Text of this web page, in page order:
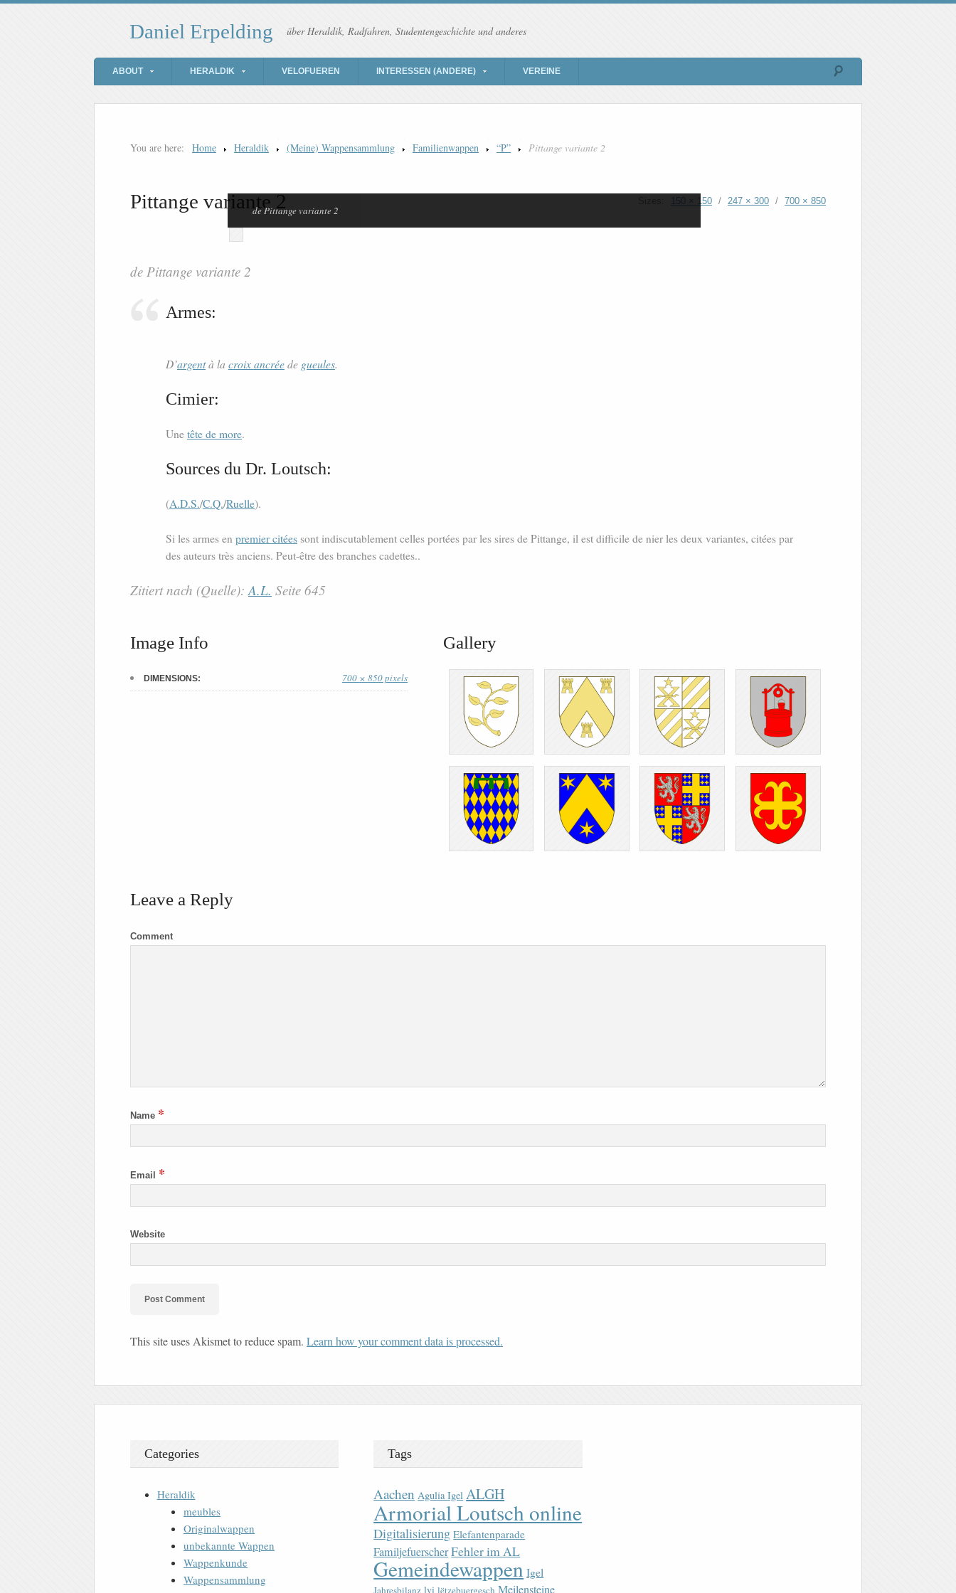
Daniel Erpelding über Heraldik, Radfahren, Studentengeschichte und anderes
ABOUT HERALDIK VELOFUEREN INTERESSEN (ANDERE) VEREINE
You are here: Home Heraldik (Meine) Wappensammlung Familienwappen “P” Pittange variante 2
Pittange variante 2 150 × 150 / 247 × 300 / 700 × 850
de Pittange variante 2
de Pittange variante 2
Armes:
D’argentà la croix ancréede gueules.
Cimier:
Une tête de more.
Sources du Dr. Loutsch:
(A.D.S./C.Q./Ruelle).
Si les armes en premier citées sont indiscutablement celles portées par les sires de Pittange, il est difficile de nier les deux variantes, citées par
des auteurs très anciens. Peut-être des branches cadettes..
Zitiert nach (Quelle):A.L. Seite 645
Image Info
DIMENSIONS: 700 × 850 pixels
Gallery
Leave a Reply
Comment
Name *
Email *
Website
This site uses Akismet to reduce spam. Learn how your comment data is processed.
Categories
Heraldik
meubles
Originalwappen
unbekannte Wappen
Wappenkunde
Wappensammlung
Tags
Aachen Agulia Igel ALGH
Armorial Loutsch online
Digitalisierung Elefantenparade
FamiljefuerscherFehler im AL
Gemeindewappen Igel
Jahresbilanz lvi lëtzebuergesch Meilensteine